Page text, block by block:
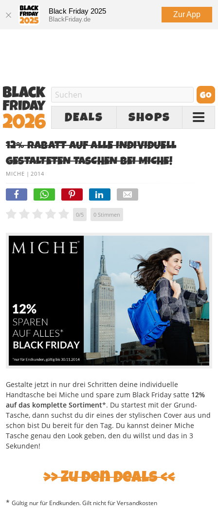
Black Friday 2025
BlackFriday.de
Zur App
DEALS SHOPS
12% RABATT AUF ALLE INDIVIDUELL
GESTALTETEN TASCHEN BEI MICHE!
MICHE | 2014
0/5 0 Stimmen
Gestalte jetzt in nur drei Schritten deine individuelle
Handtasche bei Miche und spare zum Black Friday satte 12%
auf das komplette Sortiment*. Du startest mit der Grund-
Tasche, dann suchst du dir eines der stylischen Cover aus und
schon bist Du bereit für den Tag. Du kannst deiner Miche
Tasche genau den Look geben, den du willst und das in 3
Sekunden!
>> Zu den Deals <<
* Gültig nur für Endkunden. Gilt nicht für Versandkosten